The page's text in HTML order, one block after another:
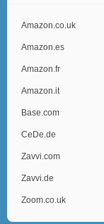
Amazon.co.uk
Amazon.es
Amazon.fr
Amazon.it
Base.com
CeDe.de
Zavvi.com
Zavvi.de
Zoom.co.uk